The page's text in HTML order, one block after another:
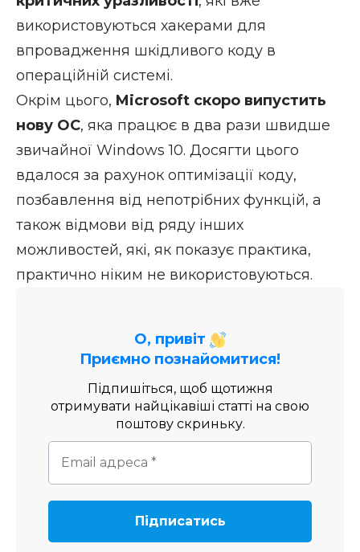
використовуються хакерами для
впровадження шкідливого коду в
операційній системі.
Окрім цього, Microsoft скоро випустить
нову ОС, яка працює в два рази швидше
звичайної Windows 10. Досягти цього
вдалося за рахунок оптимізації коду,
позбавлення від непотрібних функцій, а
також відмови від ряду інших
можливостей, які, як показує практика,
практично ніким не використовуються.
О, привіт
Приємно познайомитися!
Підпишіться, щоб щотижня
отримувати найцікавіші статті на свою
поштову скриньку.